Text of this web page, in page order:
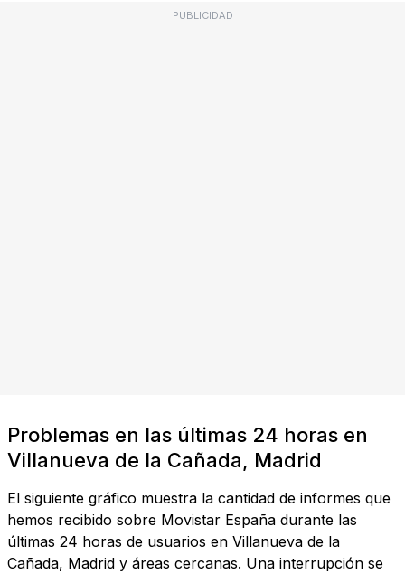
PUBLICIDAD
Problemas en las últimas 24 horas en
Villanueva de la Cañada, Madrid
El siguiente gráfico muestra la cantidad de informes que
hemos recibido sobre Movistar España durante las
últimas 24 horas de usuarios en Villanueva de la
Cañada, Madrid y áreas cercanas. Una interrupción se